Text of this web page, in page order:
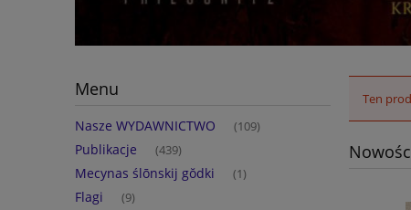
Menu
Nasze WYDAWNICTWO (109)
Publikacje (439)
Mecynas ślōnskij gŏdki (1)
Flagi (9)
Ten